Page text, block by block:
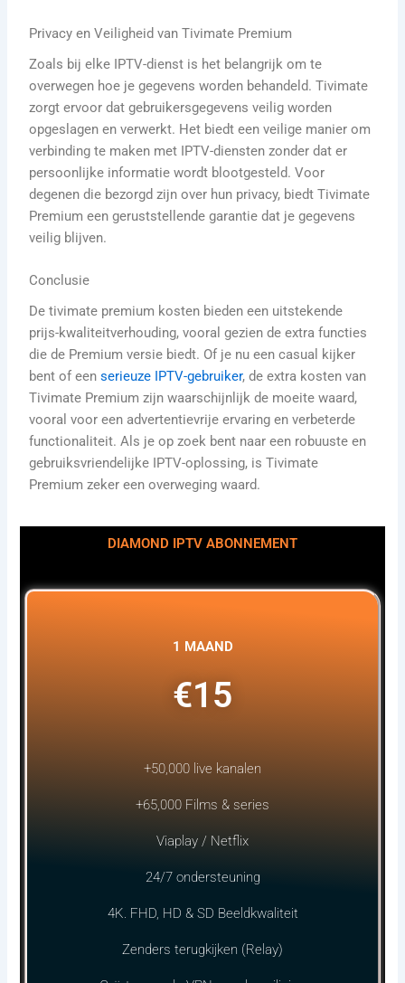
Privacy en Veiligheid van Tivimate Premium
Zoals bij elke IPTV-dienst is het belangrijk om te
overwegen hoe je gegevens worden behandeld. Tivimate
zorgt ervoor dat gebruikersgegevens veilig worden
opgeslagen en verwerkt. Het biedt een veilige manier om
verbinding te maken met IPTV-diensten zonder dat er
persoonlijke informatie wordt blootgesteld. Voor
degenen die bezorgd zijn over hun privacy, biedt Tivimate
Premium een geruststellende garantie dat je gegevens
veilig blijven.
Conclusie
De tivimate premium kosten bieden een uitstekende
prijs-kwaliteitverhouding, vooral gezien de extra functies
die de Premium versie biedt. Of je nu een casual kijker
bent of eenserieuze IPTV-gebruiker, de extra kosten van
Tivimate Premium zijn waarschijnlijk de moeite waard,
vooral voor een advertentievrije ervaring en verbeterde
functionaliteit. Als je op zoek bent naar een robuuste en
gebruiksvriendelijke IPTV-oplossing, is Tivimate
Premium zeker een overweging waard.
DIAMOND IPTV ABONNEMENT
1 MAAND
€15
+50,000 live kanalen
+65,000 Films & series
Viaplay / Netflix
24/7 ondersteuning
4K. FHD, HD & SD Beeldkwaliteit
Zenders terugkijken (Relay)